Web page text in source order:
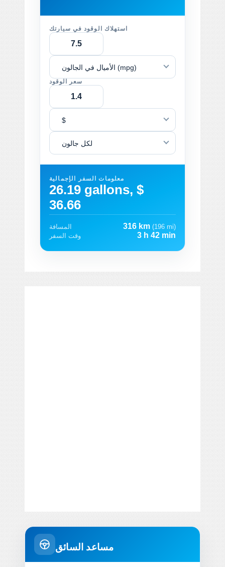
استهلاك الوقود في سيارتك
الأميال في الجالون (mpg)
سعر الوقود
$
لكل جالون
معلومات السفر الإجمالية
26.19 gallons, $
36.66
المسافة 316 km (196 mi)
وقت السفر
3 h 42 min
مساعد السائق